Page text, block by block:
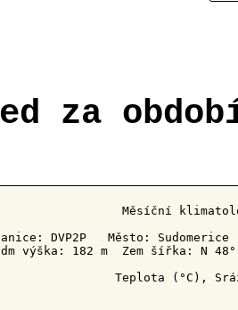
za
Měsíční
DVP2P   Město:
výška: 182 m  Zem šířka: N
Teplota (°C),